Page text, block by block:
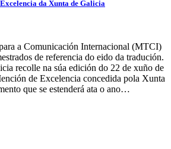
da Xunta de Galicia
a Comunicación Internacional (MTCI)
de referencia do eido da tradución.
recolle na súa edición do 22 de xuño de
de Excelencia concedida pola Xunta
que se estenderá ata o ano…